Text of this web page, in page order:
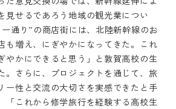
見せるであろう地域の観光業につい
通り”の商店街には、北陸新幹線のお
も増え、にぎやかになってきた。これ
やかにできると思う」と敦賀高校の生
。さらに、プロジェクトを通じて、旅
ー性と交流の大切さを実感できたと手
「これから修学旅行を経験する高校生